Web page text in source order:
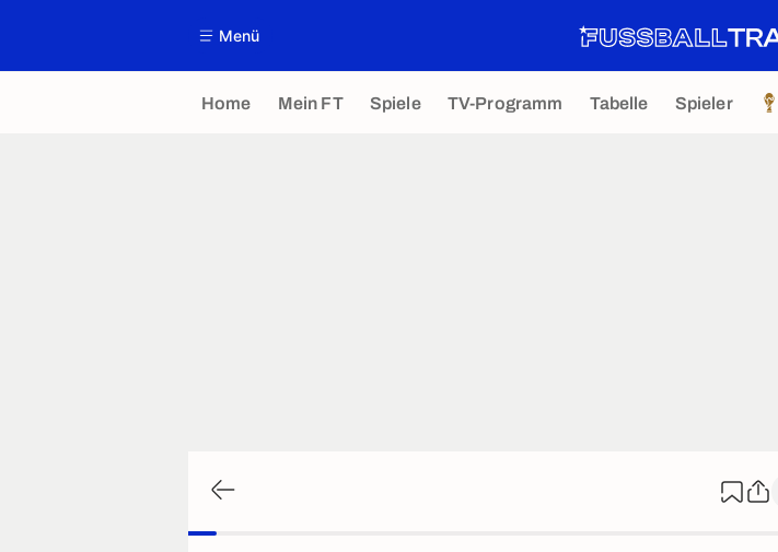
Menü
Home Mein FT Spiele TV-Programm Tabelle Spieler